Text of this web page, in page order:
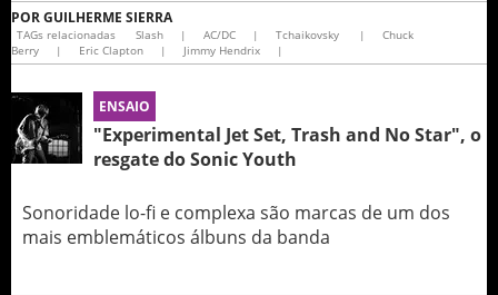
PORGUILHERME SIERRA
TAGs relacionadas Slash | AC/DC | Tchaikovsky |
Chuck
Berry
| Eric Clapton | Jimmy Hendrix |
ENSAIO
"Experimental Jet Set, Trash and No Star", o
resgate do Sonic Youth
Sonoridade lo-fi e complexa são marcas de um dos
mais emblemáticos álbuns da banda